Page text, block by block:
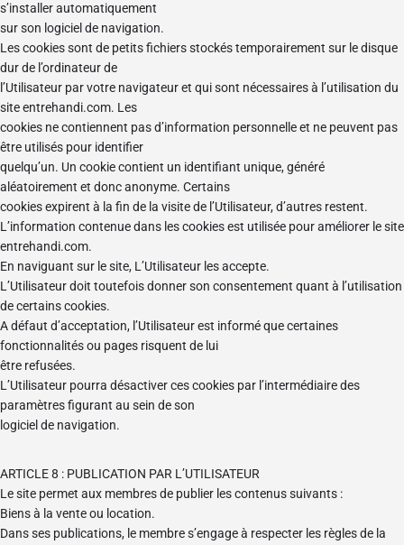
s’installer automatiquement
sur son logiciel de navigation.
Les cookies sont de petits fichiers stockés temporairement sur le disque
dur de l’ordinateur de
l’Utilisateur par votre navigateur et qui sont nécessaires à l’utilisation du
site entrehandi.com. Les
cookies ne contiennent pas d’information personnelle et ne peuvent pas
être utilisés pour identifier
quelqu’un. Un cookie contient un identifiant unique, généré
aléatoirement et donc anonyme. Certains
cookies expirent à la fin de la visite de l’Utilisateur, d’autres restent.
L’information contenue dans les cookies est utilisée pour améliorer le site
entrehandi.com.
En naviguant sur le site, L’Utilisateur les accepte.
L’Utilisateur doit toutefois donner son consentement quant à l’utilisation
de certains cookies.
A défaut d’acceptation, l’Utilisateur est informé que certaines
fonctionnalités ou pages risquent de lui
être refusées.
L’Utilisateur pourra désactiver ces cookies par l’intermédiaire des
paramètres figurant au sein de son
logiciel de navigation.
ARTICLE 8 : PUBLICATION PAR L’UTILISATEUR
Le site permet aux membres de publier les contenus suivants :
Biens à la vente ou location.
Dans ses publications, le membre s’engage à respecter les règles de la